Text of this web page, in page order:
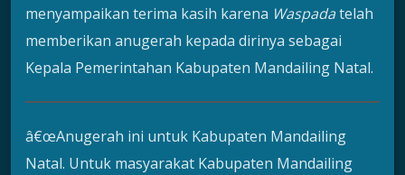
menyampaikan terima kasih karena Waspadatelah
memberikan anugerah kepada dirinya sebagai
Kepala Pemerintahan Kabupaten Mandailing Natal.
â€œAnugerah ini untuk Kabupaten Mandailing
Natal. Untuk masyarakat Kabupaten Mandailing